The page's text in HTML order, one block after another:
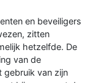
en beveiligers
zitten
hetzelfde. De
van de
gebruik van zijn